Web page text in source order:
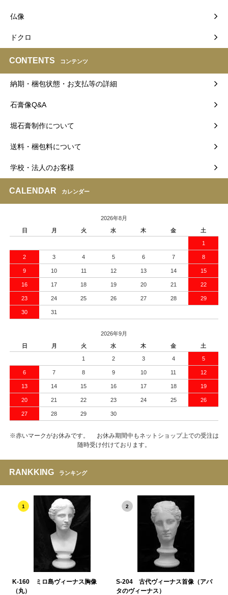
仏像
ドクロ
CONTENTS コンテンツ
納期・梱包状態・お支払等の詳細
石膏像Q&A
堀石膏制作について
送料・梱包料について
学校・法人のお客様
CALENDAR カレンダー
2026年8月
日
月 火 水 木 金 土
1
2 3 4 5 6 7 8
9 10 11 12 13 14 15
16 17 18 19 20 21 22
23 24 25 26 27 28 29
30 31
2026年9月
日
月 火 水 木 金 土
1 2 3 4 5
6 7 8 9 10 11 12
13 14 15 16 17 18 19
20 21 22 23 24 25 26
27 28 29 30
※赤いマークがお休みです。 お休み期間中もネットショップ上での受注は
随時受け付けております。
RANKKING ランキング
1
K-160 ミロ島ヴィーナス胸像
（丸）
2
S-204 古代ヴィーナス首像（アバ
タのヴィーナス）